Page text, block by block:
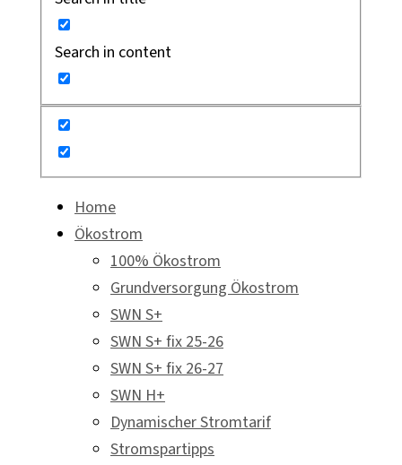
Search in content
Home
Ökostrom
100% Ökostrom
Grundversorgung Ökostrom
SWN S+
SWN S+ fix 25-26
SWN S+ fix 26-27
SWN H+
Dynamischer Stromtarif
Stromspartipps